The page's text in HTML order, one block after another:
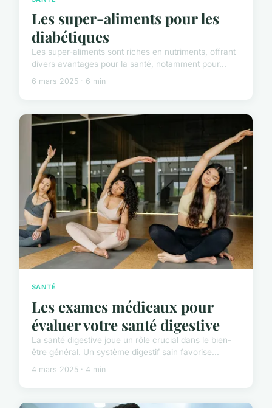
Les super-aliments pour les
diabétiques
Les super-aliments sont riches en nutriments, offrant
divers avantages pour la santé, notamment pour...
6 mars 2025 · 6 min
SANTÉ
Les exames médicaux pour
évaluer votre santé digestive
La santé digestive joue un rôle crucial dans le bien-
être général. Un système digestif sain favorise...
4 mars 2025 · 4 min